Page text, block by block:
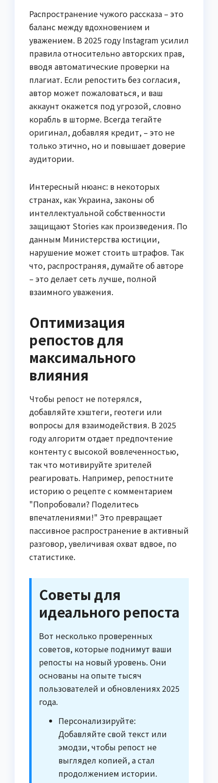
Распространение чужого рассказа – это
баланс между вдохновением и
уважением. В 2025 году Instagram усилил
правила относительно авторских прав,
вводя автоматические проверки на
плагиат. Если репостить без согласия,
автор может пожаловаться, и ваш
аккаунт окажется под угрозой, словно
корабль в шторме. Всегда тегайте
оригинал, добавляя кредит, – это не
только этично, но и повышает доверие
аудитории.
Интересный нюанс: в некоторых
странах, как Украина, законы об
интеллектуальной собственности
защищают Stories как произведения. По
данным Министерства юстиции,
нарушение может стоить штрафов. Так
что, распространяя, думайте об авторе
– это делает сеть лучше, полной
взаимного уважения.
Оптимизация
репостов для
максимального
влияния
Чтобы репост не потерялся,
добавляйте хэштеги, геотеги или
вопросы для взаимодействия. В 2025
году алгоритм отдает предпочтение
контенту с высокой вовлеченностью,
так что мотивируйте зрителей
реагировать. Например, репостните
историю о рецепте с комментарием
"Попробовали? Поделитесь
впечатлениями!" Это превращает
пассивное распространение в активный
разговор, увеличивая охват вдвое, по
статистике.
Советы для
идеального репоста
Вот несколько проверенных
советов, которые поднимут ваши
репосты на новый уровень. Они
основаны на опыте тысяч
пользователей и обновлениях 2025
года.
Персонализируйте:
Добавляйте свой текст или
эмодзи, чтобы репост не
выглядел копией, а стал
продолжением истории.